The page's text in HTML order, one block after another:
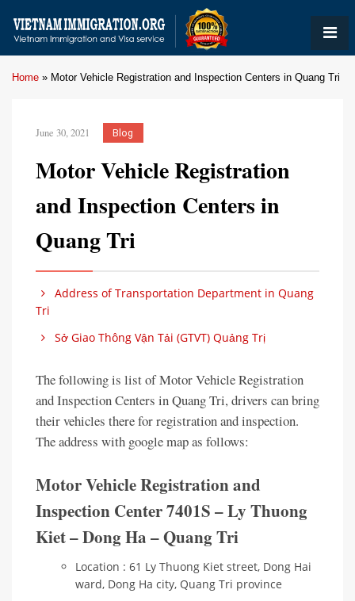
Home » Motor Vehicle Registration and Inspection Centers in Quang Tri
June 30, 2021 Blog
Motor Vehicle Registration
and Inspection Centers in
Quang Tri
Address of Transportation Department in Quang
Tri
Sở Giao Thông Vận Tải (GTVT) Quảng Trị
The following is list of Motor Vehicle Registration
and Inspection Centers in Quang Tri, drivers can bring
their vehicles there for registration and inspection.
The address with google map as follows:
Motor Vehicle Registration and
Inspection Center 7401S – Ly Thuong
Kiet – Dong Ha – Quang Tri
Location : 61 Ly Thuong Kiet street, Dong Hai
ward, Dong Ha city, Quang Tri province